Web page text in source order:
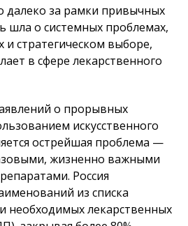
за рамки привычных
шла о системных проблемах,
и стратегическом выборе,
в сфере лекарственного
о прорывных
искусственного
острейшая проблема —
жизненно важными
Россия
из списка
необходимых лекарственных